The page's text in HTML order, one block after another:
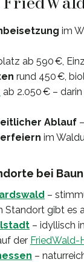
im
ab 590 €,
rund 450 €,
ab 2.050 € –
Ablauf
im
bei
–
Standort gibt es
– idyllisch
der FriedWald-
–